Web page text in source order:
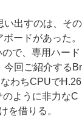
出すのは、その
ードがあった。
で、専用ハード
今回ご紹介するBr
わちCPUでH.26
ように非力なC
を借りる。